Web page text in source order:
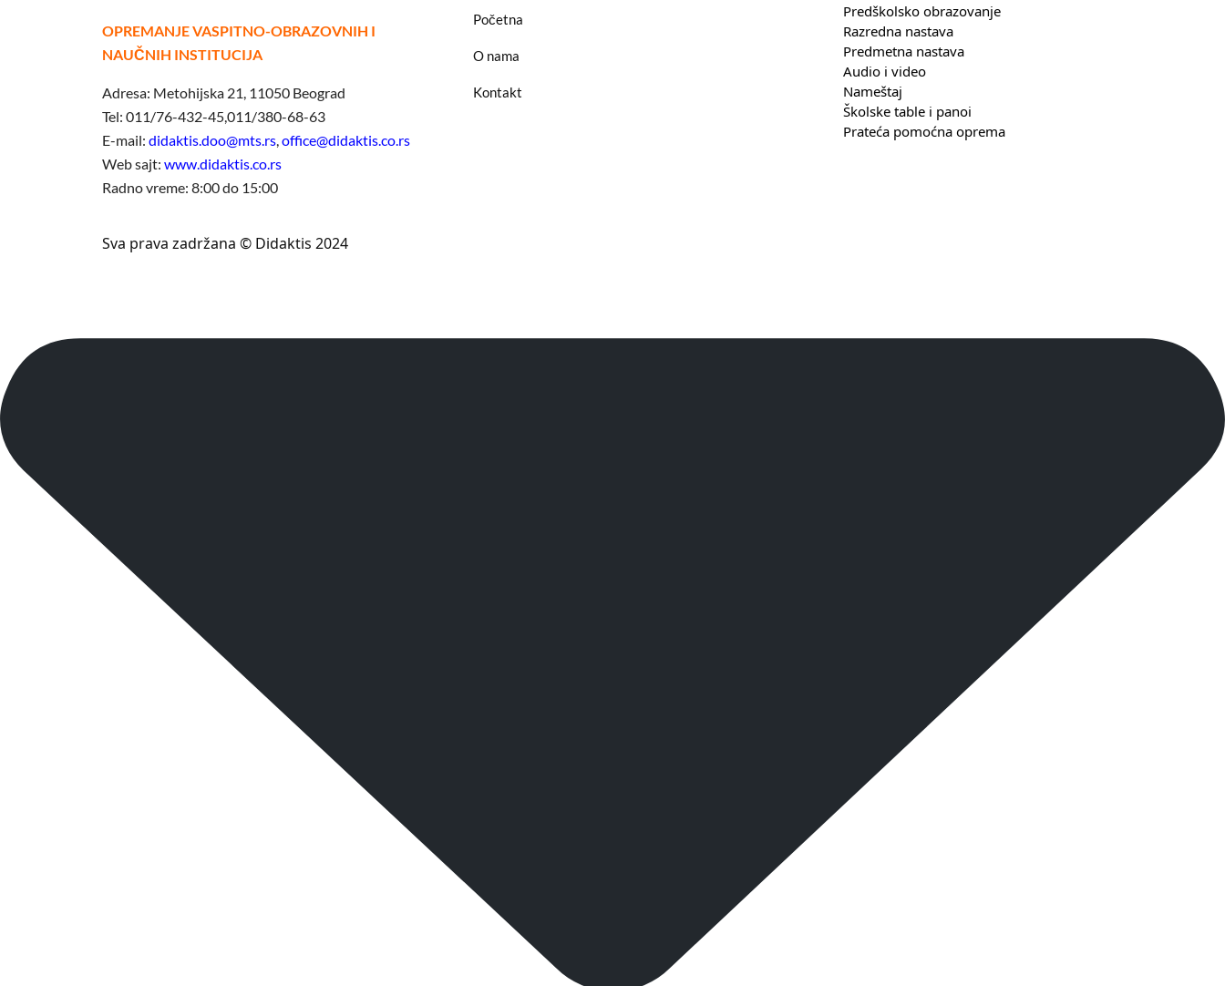
OPREMANJE VASPITNO-OBRAZOVNIH I
NAUČNIH INSTITUCIJA
Adresa: Metohijska 21, 11050 Beograd
Tel: 011/76-432-45,011/380-68-63
E-mail: didaktis.doo@mts.rs office@didaktis.co.rs
Web sajt: www.didaktis.co.rs
Radno vreme: 8:00 do 15:00
Početna
O nama
Kontakt
Predškolsko obrazovanje
Razredna nastava
Predmetna nastava
Audio i video
Nameštaj
Školske table i panoi
Prateća pomoćna oprema
Sva prava zadržana © Didaktis 2024